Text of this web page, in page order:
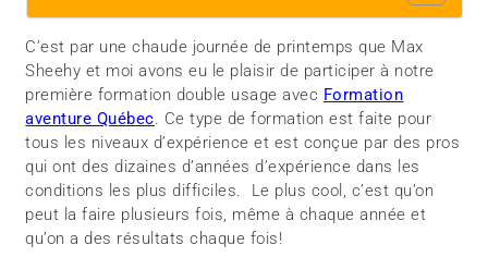
C’est par une chaude journée de printemps que Max
Sheehy et moi avons eu le plaisir de participer à notre
première formation double usage avec Formation
aventure Québec. Ce type de formation est faite pour
tous les niveaux d’expérience et est conçue par des pros
qui ont des dizaines d’années d’expérience dans les
conditions les plus difficiles. Le plus cool, c’est qu’on
peut la faire plusieurs fois, même à chaque année et
qu’on a des résultats chaque fois!